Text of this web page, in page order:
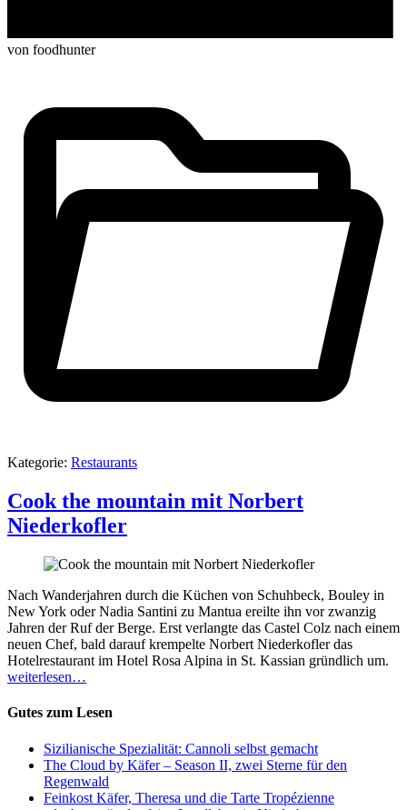
von foodhunter
Kategorie: Restaurants
Cook the mountain mit Norbert
Niederkofler
Nach Wanderjahren durch die Küchen von Schuhbeck, Bouley in
New York oder Nadia Santini zu Mantua ereilte ihn vor zwanzig
Jahren der Ruf der Berge. Erst verlangte das Castel Colz nach einem
neuen Chef, bald darauf krempelte Norbert Niederkofler das
Hotelrestaurant im Hotel Rosa Alpina in St. Kassian gründlich um.
weiterlesen…
Gutes zum Lesen
Sizilianische Spezialität: Cannoli selbst gemacht
The Cloud by Käfer – Season II, zwei Sterne für den
Regenwald
Feinkost Käfer, Theresa und die Tarte Tropézienne